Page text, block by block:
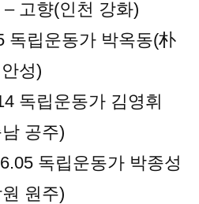
고향(인천 강화)
독립운동가 박옥동(朴
성)
독립운동가 김영휘
공주)
독립운동가 박종성
원주)